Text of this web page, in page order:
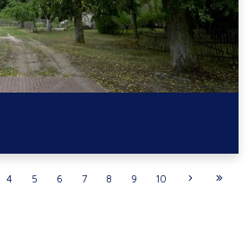
4 5 6 7 8 9 10